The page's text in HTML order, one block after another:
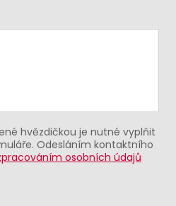
hvězdičkou je nutné vyplňit
Odesláním kontaktního
osobních údajů